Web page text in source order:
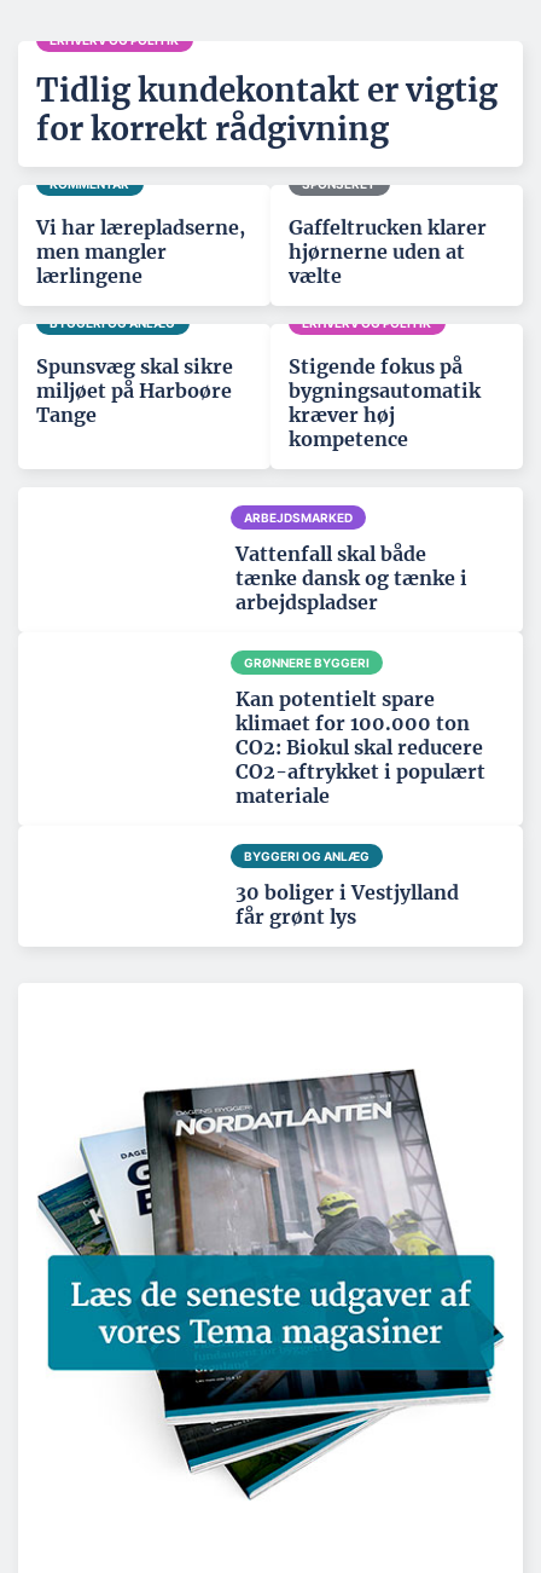
ERHVERV OG POLITIK
Tidlig kundekontakt er vigtig
for korrekt rådgivning
KOMMENTAR
Vi har lærepladserne,
men mangler
lærlingene
SPONSERET
Gaffeltrucken klarer
hjørnerne uden at
vælte
BYGGERI OG ANLÆG
Spunsvæg skal sikre
miljøet på Harboøre
Tange
ERHVERV OG POLITIK
Stigende fokus på
bygningsautomatik
kræver høj
kompetence
ARBEJDSMARKED
Vattenfall skal både
tænke dansk og tænke i
arbejdspladser
GRØNNERE BYGGERI
Kan potentielt spare
klimaet for 100.000 ton
CO2: Biokul skal reducere
CO2-aftrykket i populært
materiale
BYGGERI OG ANLÆG
30 boliger i Vestjylland
får grønt lys